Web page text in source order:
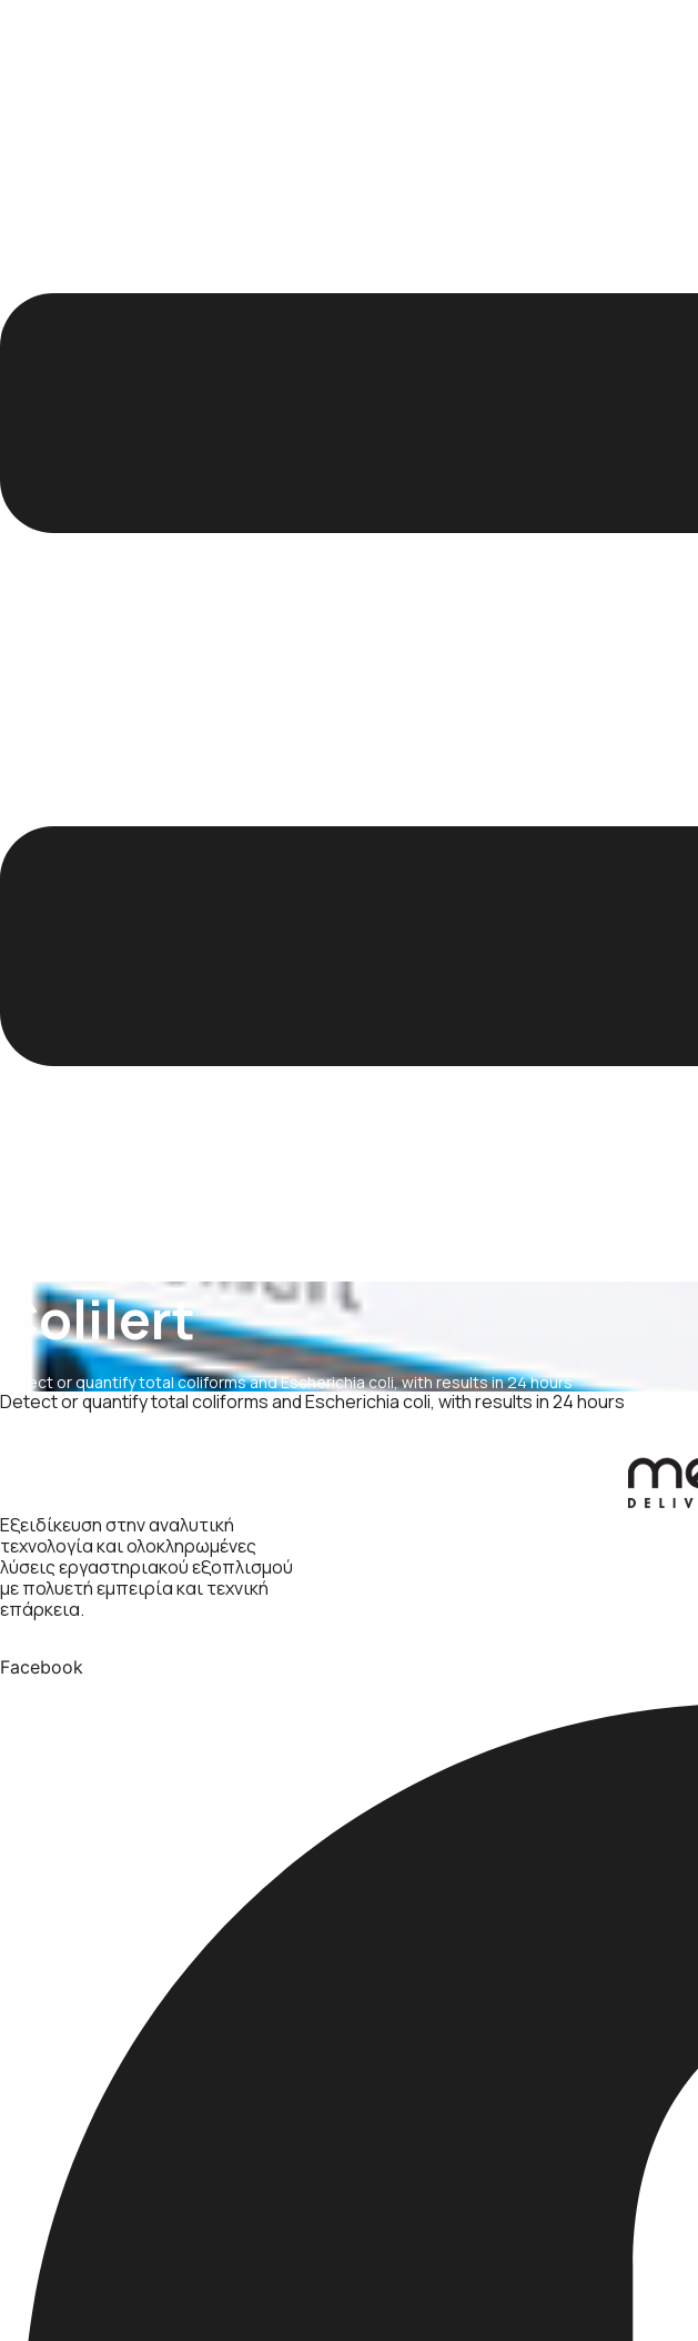
Colilert
Detect or quantify total coliforms and Escherichia coli, with results in 24 hours
Detect or quantify total coliforms and Escherichia coli, with results in 24 hours
Εξειδίκευση στην αναλυτική
τεχνολογία και ολοκληρωμένες
λύσεις εργαστηριακού εξοπλισμού
με πολυετή εμπειρία και τεχνική
επάρκεια.
Facebook